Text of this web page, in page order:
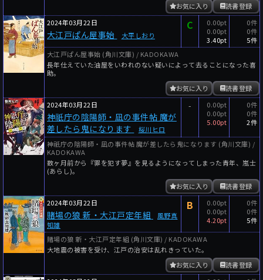
読書登録
お気に入り
2024年03月22日
大江戸ぱん屋事始 大平しおり
C
0.00pt
0.00pt
3.40pt
0件
0件
5件
大江戸ぱん屋事始 (角川文庫) / KADOKAWA
長年仕えていた油屋をいわれのない疑いによって去ることになった喜
助。
読書登録
お気に入り
2024年03月22日
神祇庁の陰陽師・凪の事件帖 魔が
差したら鬼になります
桜川ヒロ
-
0.00pt
0.00pt
5.00pt
0件
0件
2件
神祇庁の陰陽師・凪の事件帖 魔が差したら鬼になります (角川文庫) /
KADOKAWA
数ヶ月前から『罪を犯す夢』を見るようになってしまった青年、嵐士
(あらし)。
読書登録
お気に入り
2024年03月22日
賭場の狼 新・大江戸定年組
風野真
知雄
B
0.00pt
0.00pt
4.20pt
0件
0件
5件
賭場の狼 新・大江戸定年組 (角川文庫) / KADOKAWA
大地震の被害を受け、江戸の治安は乱れきっていた。
読書登録
お気に入り